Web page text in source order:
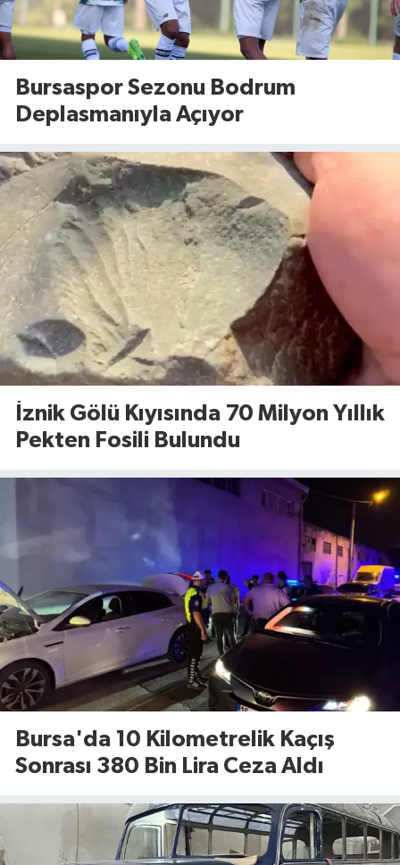
Bursaspor Sezonu Bodrum
Deplasmanıyla Açıyor
İznik Gölü Kıyısında 70 Milyon Yıllık
Pekten Fosili Bulundu
Bursa'da 10 Kilometrelik Kaçış
Sonrası 380 Bin Lira Ceza Aldı